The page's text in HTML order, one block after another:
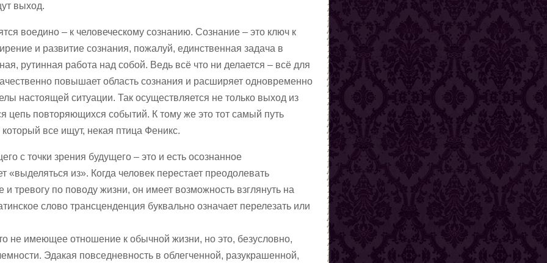
выход.
воедино – к человеческому сознанию. Сознание – это ключ к
и развитие сознания, пожалуй, единственная задача в
рутинная работа над собой. Ведь всё что ни делается – всё для
повышает область сознания и расширяет одновременно
настоящей ситуации. Так осуществляется не только выход из
цепь повторяющихся событий. К тому же это тот самый путь
все ищут, некая птица Феникс.
с точки зрения будущего – это и есть осознанное
«выделяться из». Когда человек перестает преодолевать
тревогу по поводу жизни, он имеет возможность взглянуть на
слово трансценденция буквально означает перелезать или
не имеющее отношение к обычной жизни, но это, безусловно,
Эдакая повседневность в облегченной, разукрашенной,